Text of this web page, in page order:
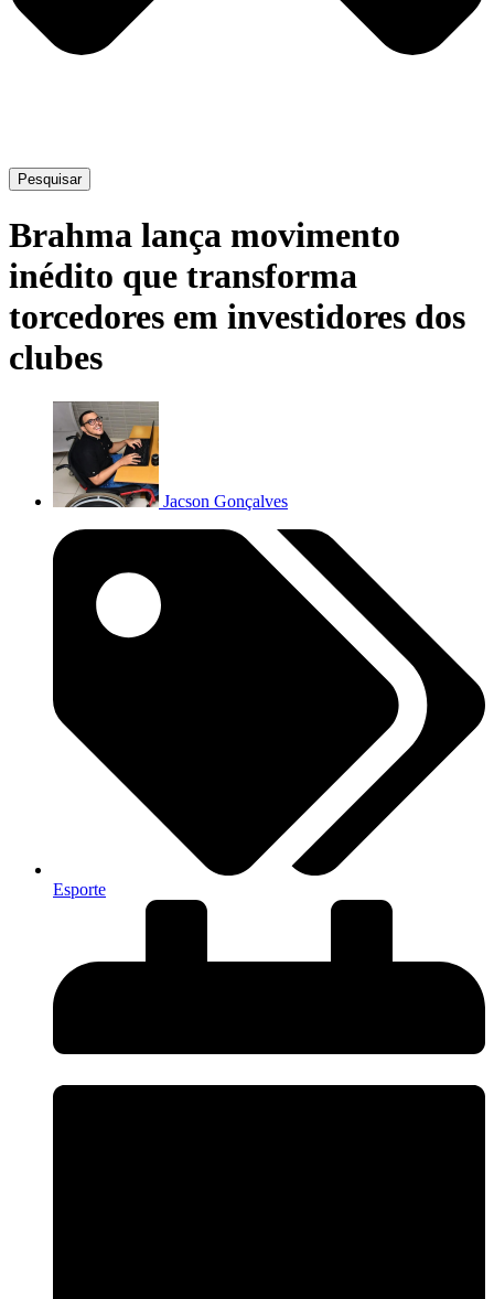
Pesquisar
Brahma lança movimento
inédito que transforma
torcedores em investidores dos
clubes
Jacson Gonçalves
Esporte